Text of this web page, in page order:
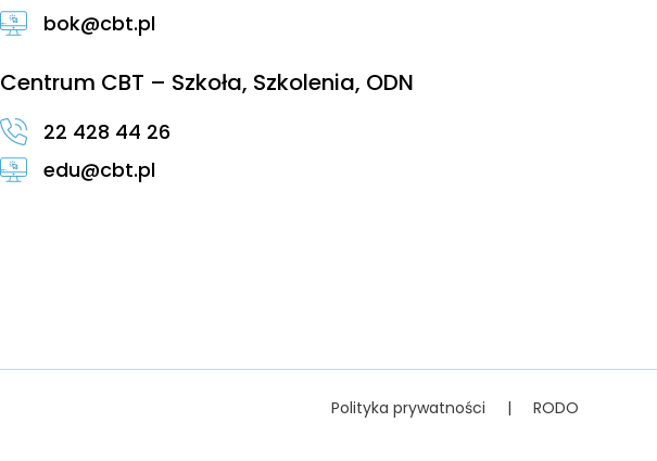
bok@cbt.pl
Centrum CBT – Szkoła, Szkolenia, ODN
22 428 44 26
edu@cbt.pl
Polityka prywatności | RODO